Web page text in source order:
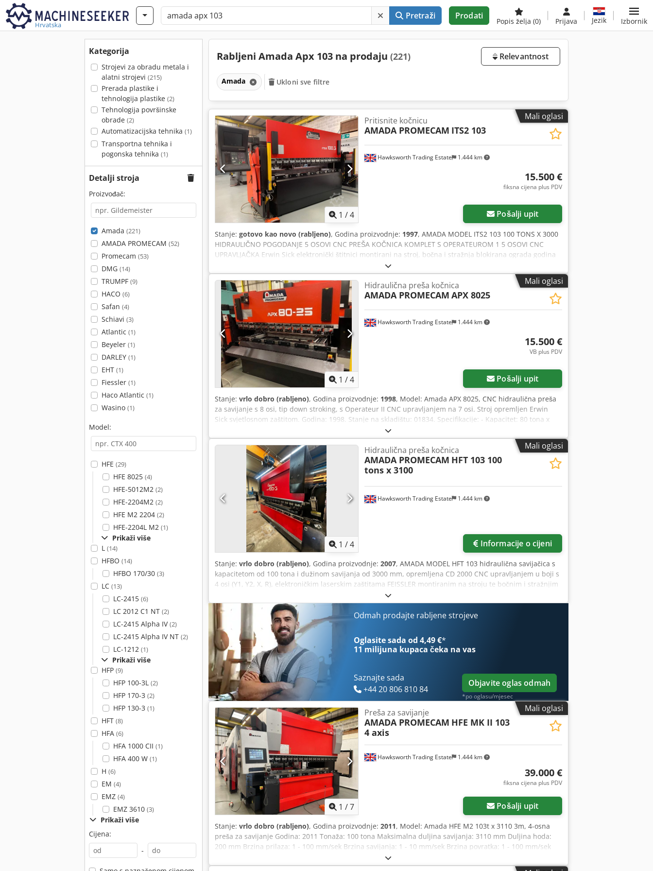
Hrvatska
Pretraži Prodati
Popis želja (0) Prijava Jezik Izbornik
Kategorija
Strojevi za obradu metala i
alatni strojevi (215)
Prerada plastike i
tehnologija plastike (2)
Tehnologija površinske
obrade (2)
Automatizacijska tehnika (1)
Transportna tehnika i
pogonska tehnika (1)
Detalji stroja
Proizvođač:
Amada (221)
AMADA PROMECAM (52)
Promecam (53)
DMG (14)
TRUMPF (9)
HACO (6)
Safan (4)
Schiavi (3)
Atlantic (1)
Beyeler (1)
DARLEY (1)
EHT (1)
Fiessler (1)
Haco Atlantic (1)
Wasino (1)
Model:
HFE (29)
HFE 8025 (4)
HFE-5012M2 (2)
HFE-2204M2 (2)
HFE M2 2204 (2)
HFE-2204L M2 (1)
Prikaži više
L (14)
HFBO (14)
HFBO 170/30 (3)
LC (13)
LC-2415 (6)
LC 2012 C1 NT (2)
LC-2415 Alpha IV(2)
LC-2415 Alpha IV NT (2)
LC-1212 (1)
Prikaži više
HFP (9)
HFP 100-3L (2)
HFP 170-3 (2)
HFP 130-3 (1)
HFT (8)
HFA (6)
HFA 1000 CII (1)
HFA 400 W (1)
H (6)
EM (4)
EMZ (4)
EMZ 3610 (3)
Prikaži više
Cijena:
-
Rabljeni Amada Apx 103 na prodaju (221) Relevantnost
Amada Ukloni sve filtre
Mali oglasi
1 /4
Hawksworth Trading Estate 1.444 km
Pritisnite kočnicu
AMADA PROMECAM ITS2 103
15.500 €
fiksna cijena plus PDV
Pošalji upit
Stanje: gotovo kao novo (rabljeno), Godina proizvodnje: 1997, AMADA MODEL ITS2 103 100 TONS X 3000
HIDRAULIČNO POGODANJE 5 OSOVI CNC PREŠA KOČNICA KOMPLET S OPERATEUROM 1 5 OSOVI CNC
UPRAVLJAČKA Erwin Sick elektronički štitnici montirani na stroj, bočna i stražnja blokirana ograda godina
br. 199 01853 opis TIP HIDRAULIČNI PRITISAK SAVIJANJA 100 TONA DUŽINA SAVIJANJA 3000 OTVORENA
VISINA 370 DUŽINA HODA 100 DUBINA GRLA 400 ŠIRINA STOLOVA 60 BR. KONFIGURACIJA OSOVI 5 X1-X YI-
Y2 RI-R2 VISINA STROJEVA ZA BACKGUAGE 2340 SNAGA MOTORA 9 KW može se demonstrirati u BROŠURI o
snazi I DODATNE INFORMACIJE DOSTUPNE NA ZAHTJEV Dcsdpfx Ash H Duheamok
Mali oglasi
1 /4
Hawksworth Trading Estate 1.444 km
Hidraulična preša kočnica
AMADA PROMECAM APX 8025
15.500 €
VB plus PDV
Pošalji upit
Stanje: vrlo dobro (rabljeno), Godina proizvodnje: 1998, Model: Amada APX 8025, CNC hidraulična preša
za savijanje s 8 osi, tip down stroking, s Operateur II CNC upravljanjem na 7 osi. Stroj opremljen Erwin
Sick svjetlosnom zaštitom. Godina: 1998. Stanje na skladištu: 01834. Specifikacije: - Kapacitet: 80 tona x
2500 mm, CNC hidraulična preša za savijanje sa 7 osi, tip upstroking Opis: - Tip: hidraulična, preša se
podiže (upstroking) - Upravljanje: Operateur 2 CNC - Sila savijanja: 80 tona - Dužina savijanja: 2500 mm -
Otvorena visina: 370 mm - Hod: 100 mm - Dubina grla: 400 mm - Širina stola: 60 mm - Broj osi: 7 -
Konfiguracija osi: 1-X, Y1-Y2, R1-R2, Z1-Z2 - Zaštita: elektronička - Bočna zaštita: panelne ograde - S
stražnje strane: interlock sigurnost - Visina stroja: 2300 mm Dedowybcyopfx Aamock - Snaga motora: 7,5
Mali oglasi
1 /4
Hawksworth Trading Estate 1.444 km
Hidraulična preša kočnica
AMADA PROMECAM HFT 103 100
tons x 3100
Informacije o cijeni
Stanje: vrlo dobro (rabljeno), Godina proizvodnje: 2007, AMADA MODEL HFT 103 hidraulična savijačica s
kapacitetom od 100 tona i dužinom savijanja od 3000 mm, opremljena CD 2000 CNC upravljanjem u boji s
4 osi (Y1, Y2, X, R), elektroničkim laserskim zaštitama FEISSLER montiranim na stroju te bočnim i stražnjim
sigurnosnim ogradama s blokadom. Model: Amada HFT 100/3 CNC hidraulična savijačica Godina: 2007
Tonaža: 100 kN Tip upravljanja: CD 2000 CNC Upravljane osi: Y1, Y2, X, R Maksimalna dužina savijanja:
3000 mm Otvorena visina: 470 mm Dužina hoda: 350 mm Brzina prilaza: 100 mm/s Brzina savijanja: 1 - 10
mm/s Brzina povratka: 1 - 100 mm/s Snaga motora: 7,5 kW Težina: 7.300 kg Dužina stola: 3.000 mm
Dcjdpfxozbql Ss Aamek Širina stola: 180 mm Dubina grla: 420 mm CNC upravljanje Radnih sati: 12.000
Brošura i dodatne informacije dostupni na zahtjev.
Odmah prodajte rabljene strojeve
Oglasite sada od 4,49 €*
11 milijuna kupaca čeka na vas
Saznajte sada
+44 20 806 810 84
Objavite oglas odmah
*po oglasu/mjesec
Mali oglasi
1 /7
Hawksworth Trading Estate 1.444 km
Preša za savijanje
AMADA PROMECAM HFE MK II 103
4 axis
39.000 €
fiksna cijena plus PDV
Pošalji upit
Stanje: vrlo dobro (rabljeno), Godina proizvodnje: 2011, Model: Amada HFE M2 103t x 3110 3m, 4-osna
preša za savijanje Godina: 2011 Tonaža: 100 tona Maksimalna duljina savijanja: 3110 mm Duljina hoda:
200 mm Brzina prilaza: 1 - 100 mm/sek Brzina savijanja: 1 - 10 mm/sek Brzina povratka: 1 - 100 mm/sek
Kapacitet ulja: 110 L Snaga motora: Težina: 6600 kg Osiguranje: Erwin Sick strojno montiran svjetlosni
zaslon, bočna i stražnja ograda s blokadom Dimenzije: Duljina stroja: 4535 mm Dubina stroja: 2580 mm